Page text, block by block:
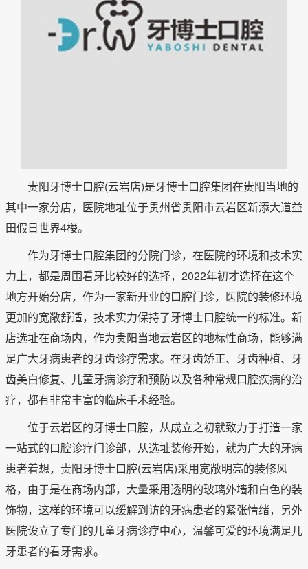
贵阳牙博士口腔(云岩店)是牙博士口腔集团在贵阳当地的
其中一家分店，医院地址位于贵州省贵阳市云岩区新添大道益
田假日世界4楼。
作为牙博士口腔集团的分院门诊，在医院的环境和技术实
力上，都是周围看牙比较好的选择，2022年初才选择在这个
地方开始分店，作为一家新开业的口腔门诊，医院的装修环境
更加的宽敞舒适，技术实力保持了牙博士口腔统一的标准。新
店选址在商场内，作为贵阳当地云岩区的地标性商场，能够满
足广大牙病患者的牙齿诊疗需求。在牙齿矫正、牙齿种植、牙
齿美白修复、儿童牙病诊疗和预防以及各种常规口腔疾病的治
疗，都有非常丰富的临床手术经验。
位于云岩区的牙博士口腔，从成立之初就致力于打造一家
一站式的口腔诊疗门诊部，从选址装修开始，就为广大的牙病
患者着想，贵阳牙博士口腔(云岩店)采用宽敞明亮的装修风
格，由于是在商场内部，大量采用透明的玻璃外墙和白色的装
饰物，这样的环境可以缓解到访的牙病患者的紧张情绪，另外
医院设立了专门的儿童牙病诊疗中心，温馨可爱的环境满足儿
牙患者的看牙需求。